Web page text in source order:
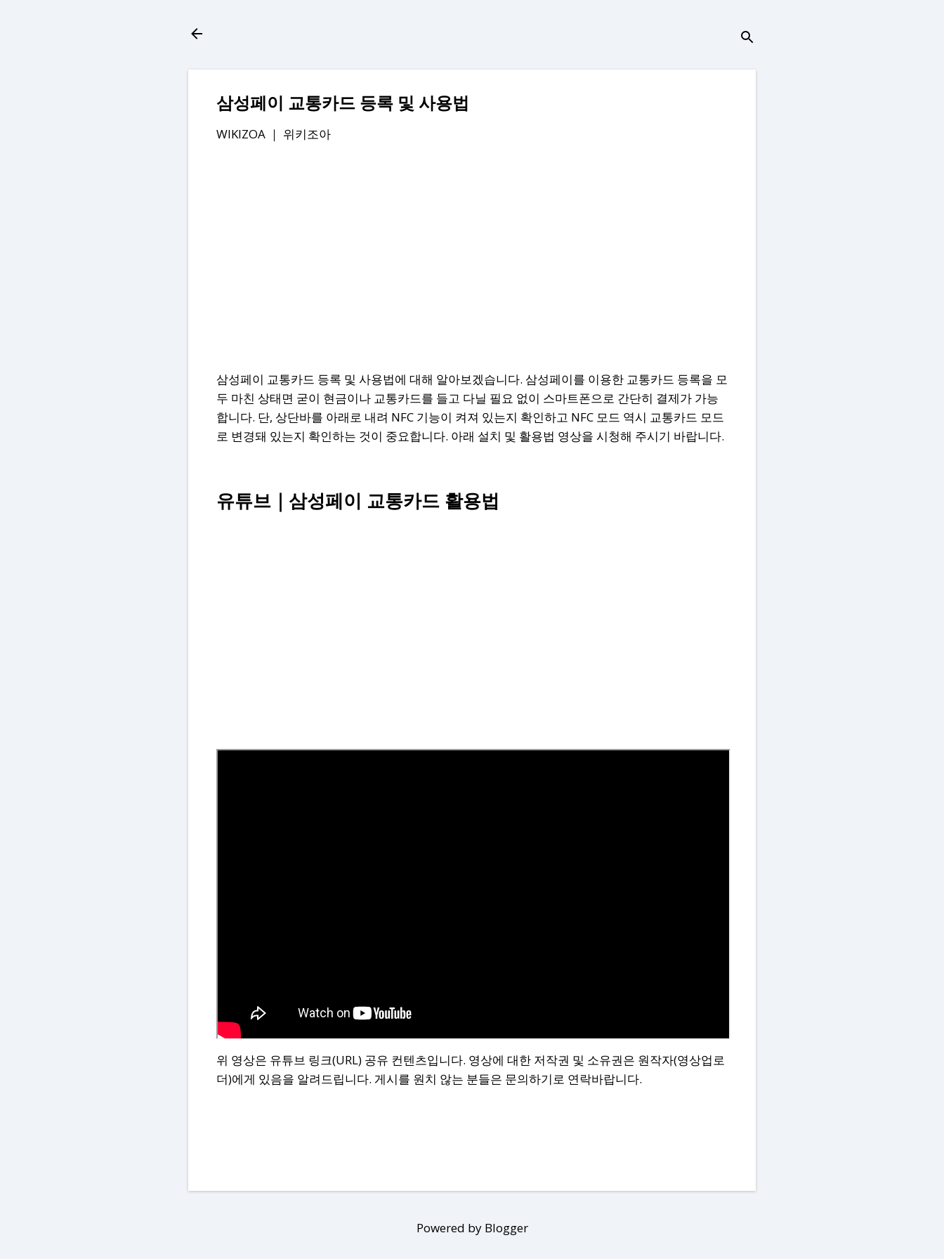
삼성페이 교통카드 등록 및 사용법
WIKIZOA ｜ 위키조아
삼성페이 교통카드 등록 및 사용법에 대해 알아보겠습니다. 삼성페이를 이용한 교통카드 등록을 모
두 마친 상태면 굳이 현금이나 교통카드를 들고 다닐 필요 없이 스마트폰으로 간단히 결제가 가능
합니다. 단, 상단바를 아래로 내려 NFC 기능이 켜져 있는지 확인하고 NFC 모드 역시 교통카드 모드
로 변경돼 있는지 확인하는 것이 중요합니다. 아래 설치 및 활용법 영상을 시청해 주시기 바랍니다.
유튜브 ｜삼성페이 교통카드 활용법
위 영상은 유튜브 링크(URL) 공유 컨텐츠입니다. 영상에 대한 저작권 및 소유권은 원작자(영상업로
더)에게 있음을 알려드립니다. 게시를 원치 않는 분들은 문의하기로 연락바랍니다.
Powered by Blogger